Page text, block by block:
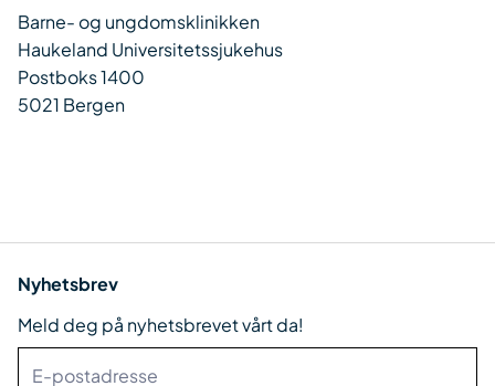
Barne- og ungdomsklinikken
Haukeland Universitetssjukehus
Postboks 1400
5021 Bergen
Nyhetsbrev
Meld deg på nyhetsbrevet vårt da!